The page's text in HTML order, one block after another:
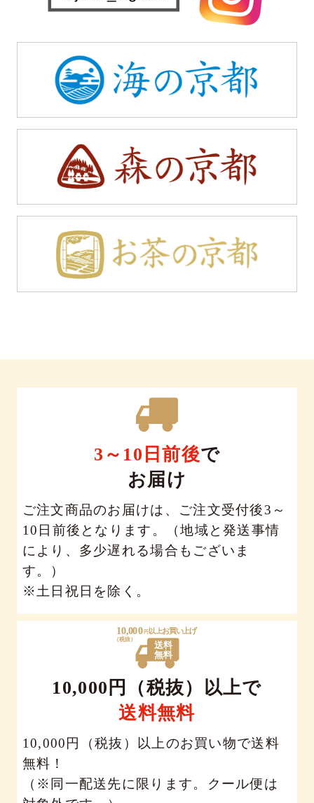
3～10日前後で
お届け
ご注文商品のお届けは、ご注文受付後3～
10日前後となります。（地域と発送事情
により、多少遅れる場合もございま
す。）
※土日祝日を除く。
10,000円（税抜）以上で
送料無料
10,000円（税抜）以上のお買い物で送料
無料！
（※同一配送先に限ります。クール便は